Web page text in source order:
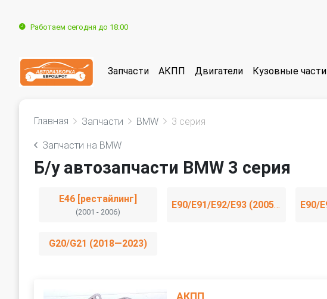
Работаем сегодня до 18:00
Запчасти АКПП Двигатели Кузовные части
Главная Запчасти BMW 3 серия
Запчасти на BMW
Б/у автозапчасти BMW 3 серия
E46 [рестайлинг]
(2001 - 2006)
E90/E91/E92/E93 (2005—2010)
G20/G21 (2018—2023)
АКПП